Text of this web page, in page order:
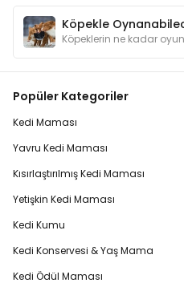
Popüler Kategoriler
Kedi Maması
Yavru Kedi Maması
Kısırlaştırılmış Kedi Maması
Yetişkin Kedi Maması
Kedi Kumu
Kedi Konservesi & Yaş Mama
Kedi Ödül Maması